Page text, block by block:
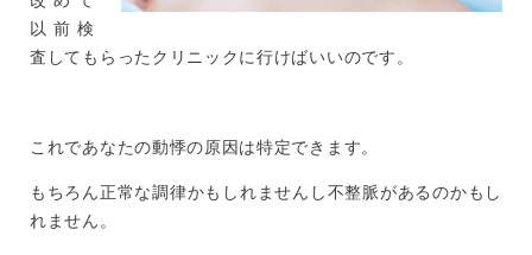
以前検
査してもらったクリニックに行けばいいのです。
これであなたの動悸の原因は特定できます。
もちろん正常な調律かもしれませんし不整脈があるのかもし
れません。